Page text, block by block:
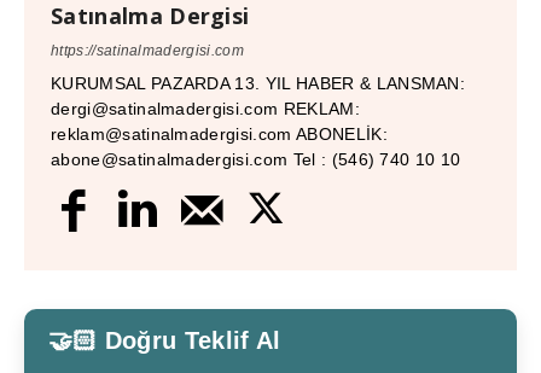
Satınalma Dergisi
https://satinalmadergisi.com
KURUMSAL PAZARDA 13. YIL HABER & LANSMAN:
dergi@satinalmadergisi.com REKLAM:
reklam@satinalmadergisi.com ABONELİK:
abone@satinalmadergisi.com Tel : (546) 740 10 10
🤝🏻 Doğru Teklif Al